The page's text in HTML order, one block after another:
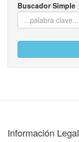
Buscador Simple
Información Legal